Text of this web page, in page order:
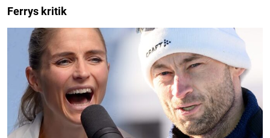
Ferrys kritik